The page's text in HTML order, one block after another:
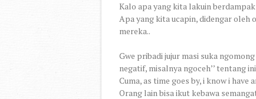
Kalo apa yang kita lakuin
Apa yang kita ucapin, didengar oleh
mereka..
Gwe pribadi jujur masi suka
negatif, misalnya ngoceh’’ tentang
Cuma, as time goes by, i know i have
Orang lain bisa ikut kebawa